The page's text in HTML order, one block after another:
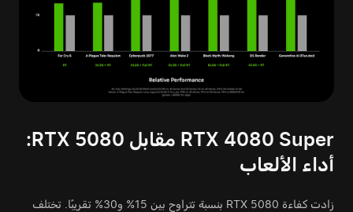
RTX 4080 Super مقابل RTX 5080:
أداء الألعاب
زادت كفاءة RTX 5080 بنسبة تتراوح بين 15% و30% تقريبًا. تختلف